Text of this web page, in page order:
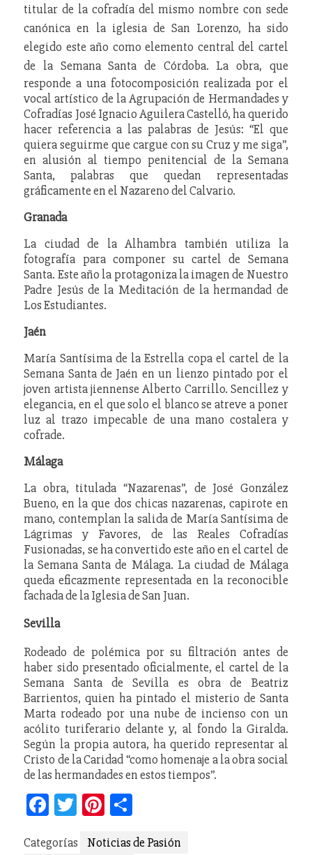
titular de la cofradía del mismo nombre con sede
canónica en la iglesia de San Lorenzo, ha sido
elegido este año como elemento central del cartel
de la Semana Santa de Córdoba. La obra, que
responde a una fotocomposición realizada por el
vocal artístico de la Agrupación de Hermandades y
Cofradías José Ignacio Aguilera Castelló, ha querido
hacer referencia a las palabras de Jesús: “El que
quiera seguirme que cargue con su Cruz y me siga”,
en alusión al tiempo penitencial de la Semana
Santa, palabras que quedan representadas
gráficamente en el Nazareno del Calvario.
Granada
La ciudad de la Alhambra también utiliza la
fotografía para componer su cartel de Semana
Santa. Este año la protagoniza la imagen de Nuestro
Padre Jesús de la Meditación de la hermandad de
Los Estudiantes.
Jaén
María Santísima de la Estrella copa el cartel de la
Semana Santa de Jaén en un lienzo pintado por el
joven artista jiennense Alberto Carrillo. Sencillez y
elegancia, en el que solo el blanco se atreve a poner
luz al trazo impecable de una mano costalera y
cofrade.
Málaga
La obra, titulada “Nazarenas”, de José González
Bueno, en la que dos chicas nazarenas, capirote en
mano, contemplan la salida de María Santísima de
Lágrimas y Favores, de las Reales Cofradías
Fusionadas, se ha convertido este año en el cartel de
la Semana Santa de Málaga. La ciudad de Málaga
queda eficazmente representada en la reconocible
fachada de la Iglesia de San Juan.
Sevilla
Rodeado de polémica por su filtración antes de
haber sido presentado oficialmente, el cartel de la
Semana Santa de Sevilla es obra de Beatriz
Barrientos, quien ha pintado el misterio de Santa
Marta rodeado por una nube de incienso con un
acólito turiferario delante y, al fondo la Giralda.
Según la propia autora, ha querido representar al
Cristo de la Caridad “como homenaje a la obra social
de las hermandades en estos tiempos”.
Facebook
TwitterPinterest
Categorías Noticias de Pasión